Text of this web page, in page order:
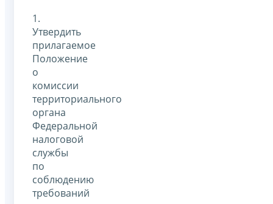
1.
Утвердить
прилагаемое
Положение
о
комиссии
территориального
органа
Федеральной
налоговой
службы
по
соблюдению
требований